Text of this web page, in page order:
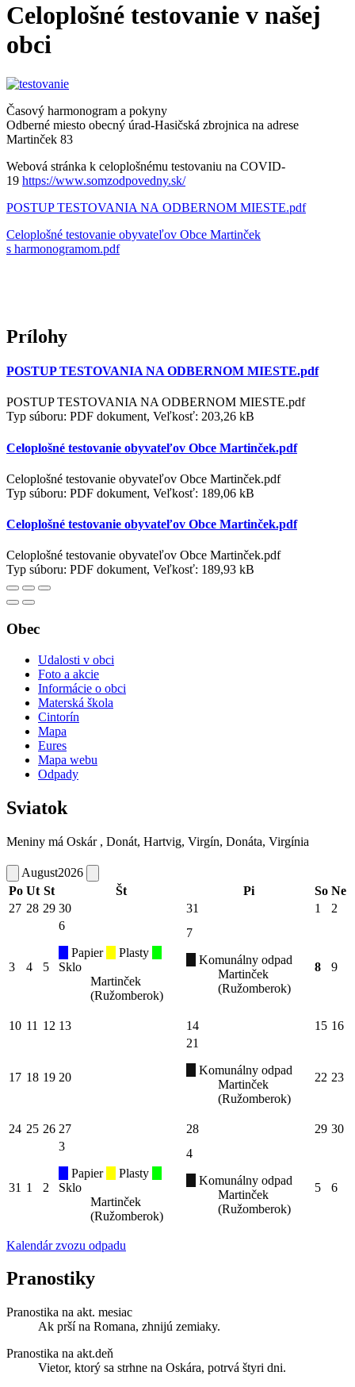
Celoplošné testovanie v našej
obci
Časový harmonogram a pokyny
Odberné miesto obecný úrad-Hasičská zbrojnica na adrese
Martinček 83
Webová stránka k celoplošnému testovaniu na COVID-
19 https://www.somzodpovedny.sk/
POSTUP TESTOVANIA NA ODBERNOM MIESTE.pdf
Celoplošné testovanie obyvateľov Obce Martinček
s harmonogramom.pdf
Prílohy
POSTUP TESTOVANIA NA ODBERNOM MIESTE.pdf
POSTUP TESTOVANIA NA ODBERNOM MIESTE.pdf
Typ súboru: PDF dokument, Veľkosť: 203,26 kB
Celoplošné testovanie obyvateľov Obce Martinček.pdf
Celoplošné testovanie obyvateľov Obce Martinček.pdf
Typ súboru: PDF dokument, Veľkosť: 189,06 kB
Celoplošné testovanie obyvateľov Obce Martinček.pdf
Celoplošné testovanie obyvateľov Obce Martinček.pdf
Typ súboru: PDF dokument, Veľkosť: 189,93 kB
Obec
Udalosti v obci
Foto a akcie
Informácie o obci
Materská škola
Cintorín
Mapa
Eures
Mapa webu
Odpady
Sviatok
Meniny má Oskár , Donát, Hartvig, Virgín, Donáta, Virgínia
August2026
Po Ut St Št Pi So Ne
27 28 29 30 31 1 2
3 4 5
6
Papier
Plasty
Sklo
Martinček
(Ružomberok)
7
Komunálny odpad
Martinček
(Ružomberok)
8 9
10 11 12 13 14 15 16
17 18 19 20
21
Komunálny odpad
Martinček
(Ružomberok)
22 23
24 25 26 27 28 29 30
31 1 2
3
Papier
Plasty
Sklo
Martinček
(Ružomberok)
4
Komunálny odpad
Martinček
(Ružomberok)
5 6
Kalendár zvozu odpadu
Pranostiky
Pranostika na akt. mesiac
Ak prší na Romana, zhnijú zemiaky.
Pranostika na akt.deň
Vietor, ktorý sa strhne na Oskára, potrvá štyri dni.